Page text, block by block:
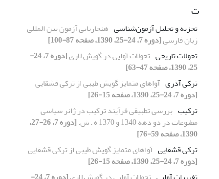
ت
تجزیه و تحلیل آزمون‌شناسی هنجاریابی آزمون بین المللی
زبان فارسی[دوره 7، 24-25، 1390، صفحه 87-100]
تحولات تاریخی تحولات آوایی در گویش لاری
[دوره 7، 24-
25، 1390، صفحه 47-63]
ترکی آذری آواهای متمایز گویش طیبی از ترکی قشقایی
[دوره 7، 24-25، 1390، صفحه 15-26]
ترکیب بررسی تطبیقی فرآیند ترکیب در ژانر سیاسی
مطبوعات در دو دهه 1340 و 1370 ه . ش.
[دوره 7، 26-27،
1390، صفحه 59-76]
ترکی قشقایی آواهای متمایز گویش طیبی از ترکی قشقایی
[دوره 7، 24-25، 1390، صفحه 15-26]